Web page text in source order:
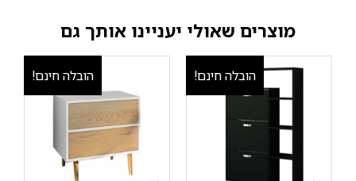
מוצרים שאולי יעניינו אותך גם
הובלה חינם! הובלה חינם!